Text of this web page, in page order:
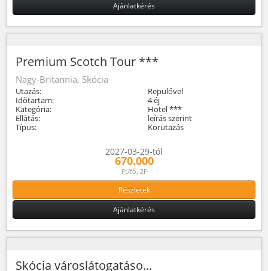
Ajánlatkérés
Premium Scotch Tour ***
Nagy-Britannia, Skócia
Utazás:
Repülővel
Időtartam:
4 éj
Kategória:
Hotel ***
Ellátás:
leírás szerint
Típus:
Körutazás
2027-03-29-tól
670.000
Ft/fő, 2F
Részletek
Ajánlatkérés
Skócia városlátogatáso...